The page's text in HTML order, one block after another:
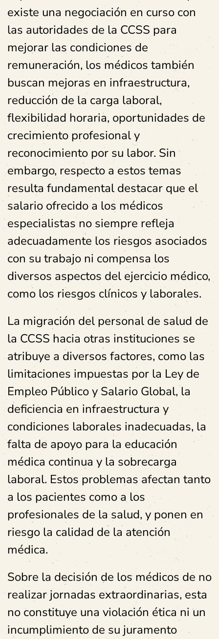
existe una negociación en curso con
las autoridades de la CCSS para
mejorar las condiciones de
remuneración, los médicos también
buscan mejoras en infraestructura,
reducción de la carga laboral,
flexibilidad horaria, oportunidades de
crecimiento profesional y
reconocimiento por su labor. Sin
embargo, respecto a estos temas
resulta fundamental destacar que el
salario ofrecido a los médicos
especialistas no siempre refleja
adecuadamente los riesgos asociados
con su trabajo ni compensa los
diversos aspectos del ejercicio médico,
como los riesgos clínicos y laborales.
La migración del personal de salud de
la CCSS hacia otras instituciones se
atribuye a diversos factores, como las
limitaciones impuestas por la Ley de
Empleo Público y Salario Global, la
deficiencia en infraestructura y
condiciones laborales inadecuadas, la
falta de apoyo para la educación
médica continua y la sobrecarga
laboral. Estos problemas afectan tanto
a los pacientes como a los
profesionales de la salud, y ponen en
riesgo la calidad de la atención
médica.
Sobre la decisión de los médicos de no
realizar jornadas extraordinarias, esta
no constituye una violación ética ni un
incumplimiento de su juramento